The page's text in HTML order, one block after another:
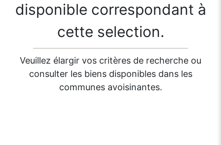
disponible correspondant à
cette selection.
Veuillez élargir vos critères de recherche ou
consulter les biens disponibles dans les
communes avoisinantes.